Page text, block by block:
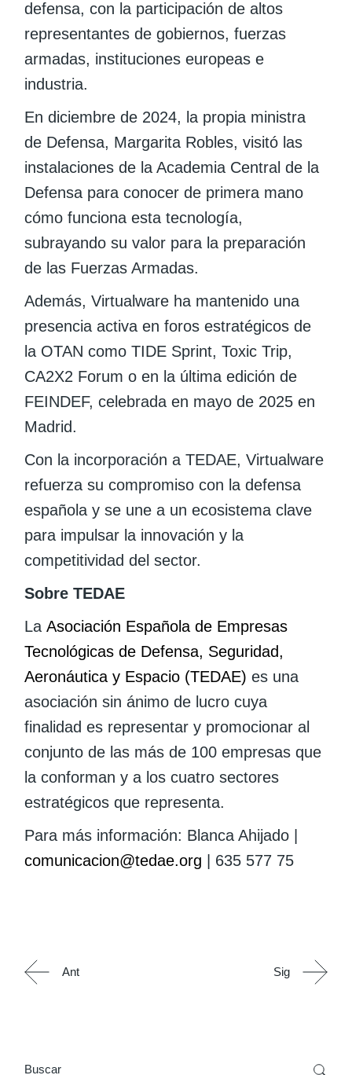
defensa, con la participación de altos
representantes de gobiernos, fuerzas
armadas, instituciones europeas e
industria.
En diciembre de 2024, la propia ministra
de Defensa, Margarita Robles, visitó las
instalaciones de la Academia Central de la
Defensa para conocer de primera mano
cómo funciona esta tecnología,
subrayando su valor para la preparación
de las Fuerzas Armadas.
Además, Virtualware ha mantenido una
presencia activa en foros estratégicos de
la OTAN como TIDE Sprint, Toxic Trip,
CA2X2 Forum o en la última edición de
FEINDEF, celebrada en mayo de 2025 en
Madrid.
Con la incorporación a TEDAE, Virtualware
refuerza su compromiso con la defensa
española y se une a un ecosistema clave
para impulsar la innovación y la
competitividad del sector.
Sobre TEDAE
LaAsociación Española de Empresas
Tecnológicas de Defensa, Seguridad,
Aeronáutica y Espacio (TEDAE) es una
asociación sin ánimo de lucro cuya
finalidad es representar y promocionar al
conjunto de las más de 100 empresas que
la conforman y a los cuatro sectores
estratégicos que representa.
Para más información: Blanca Ahijado |
comunicacion@tedae.org | 635 577 75
Ant Sig
Search